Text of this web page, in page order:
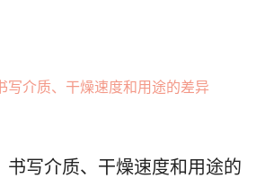
书写介质、干燥速度和用途的